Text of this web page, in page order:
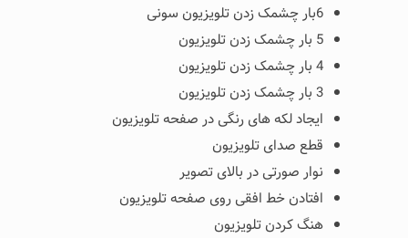
6بار چشمک زدن تلویزیون سونی
5 بار چشمک زدن تلویزیون
4 بار چشمک زدن تلویزیون
3 بار چشمک زدن تلویزیون
ایجاد لکه های رنگی در صفحه تلویزیون
قطع صدای تلویزیون
نوار صورتی در بالای تصویر
افتادن خط افقی روی صفحه تلویزیون
هنگ کردن تلویزیون